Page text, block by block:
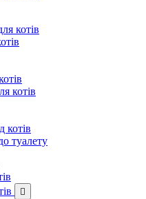
котів
котів
котів
туалету
